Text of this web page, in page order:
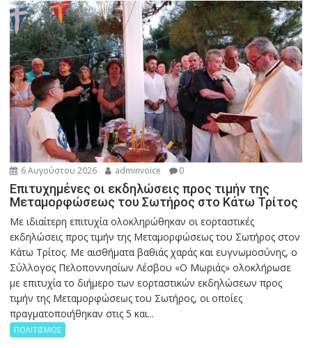
6 Αυγούστου 2026 adminvoice 0
Επιτυχημένες οι εκδηλώσεις προς τιμήν της
Μεταμορφώσεως του Σωτήρος στο Κάτω Τρίτος
Με ιδιαίτερη επιτυχία ολοκληρώθηκαν οι εορταστικές
εκδηλώσεις προς τιμήν της Μεταμορφώσεως του Σωτήρος στον
Κάτω Τρίτος. Με αισθήματα βαθιάς χαράς και ευγνωμοσύνης, ο
Σύλλογος Πελοποννησίων Λέσβου «Ο Μωριάς» ολοκλήρωσε
με επιτυχία το διήμερο των εορταστικών εκδηλώσεων προς
τιμήν της Μεταμορφώσεως του Σωτήρος, οι οποίες
πραγματοποιήθηκαν στις 5 και...
ΠΟΛΙΤΙΣΜΟΣ